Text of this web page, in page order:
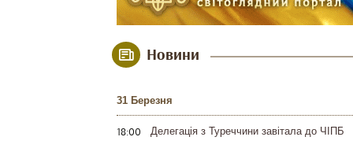
Новини
31 Березня
18:00 Делегація з Туреччини завітала до ЧІПБ